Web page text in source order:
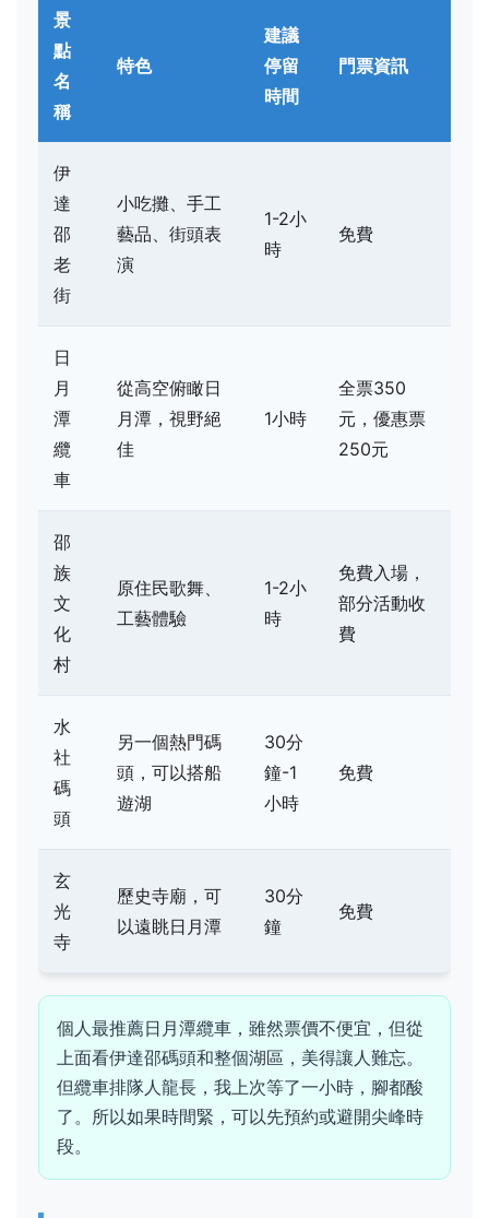
景
點
名
稱
特色
建議
停留
時間
門票資訊
伊
達
邵
老
街
小吃攤、手工
藝品、街頭表
演
1-2小
時
免費
日
月
潭
纜
車
從高空俯瞰日
月潭，視野絕
佳
1小時
全票350
元，優惠票
250元
邵
族
文
化
村
原住民歌舞、
工藝體驗
1-2小
時
免費入場，
部分活動收
費
水
社
碼
頭
另一個熱門碼
頭，可以搭船
遊湖
30分
鐘-1
小時
免費
玄
光
寺
歷史寺廟，可
以遠眺日月潭
30分
鐘
免費
個人最推薦日月潭纜車，雖然票價不便宜，但從
上面看伊達邵碼頭和整個湖區，美得讓人難忘。
但纜車排隊人龍長，我上次等了一小時，腳都酸
了。所以如果時間緊，可以先預約或避開尖峰時
段。